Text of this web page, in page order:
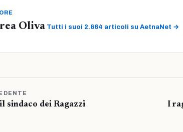
Oliva Tutti i suoi 2.664 articoli su AetnaNet →
sindaco dei Ragazzi
I